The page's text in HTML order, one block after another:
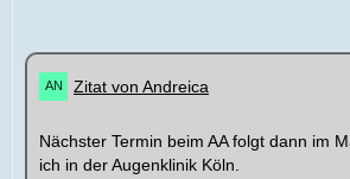
Zitat von Andreica
Nächster Termin beim AA folgt dann im
ich in der Augenklinik Köln.